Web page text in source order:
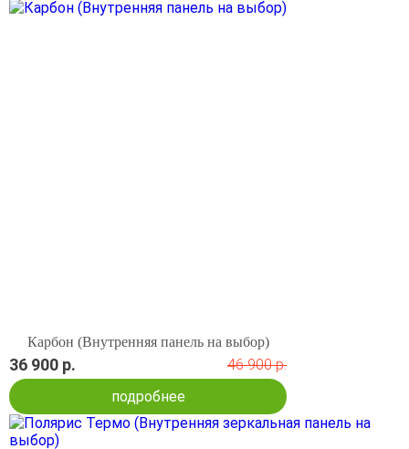
Карбон (Внутренняя панель на выбор)
36 900 р.
46 900 р.
подробнее